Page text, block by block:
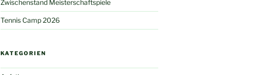
Zwischenstand Meisterschaftspiele
Tennis Camp 2026
KATEGORIEN